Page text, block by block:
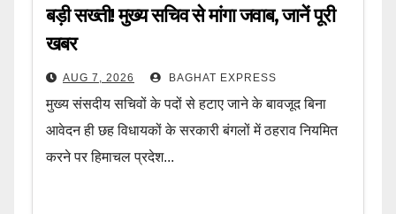
बड़ी सख्ती! मुख्य सचिव से मांगा जवाब, जानें पूरी
खबर
AUG 7, 2026 BAGHAT EXPRESS
मुख्य संसदीय सचिवों के पदों से हटाए जाने के बावजूद बिना
आवेदन ही छह विधायकों के सरकारी बंगलों में ठहराव नियमित
करने पर हिमाचल प्रदेश...